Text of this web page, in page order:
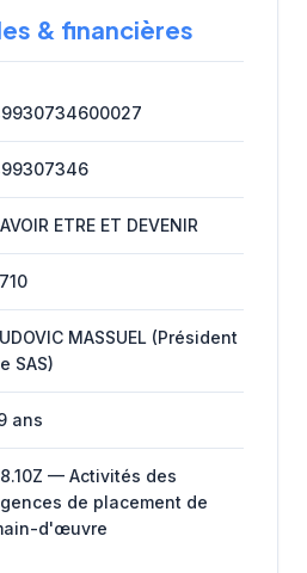
& financières
ETRE ET DEVENIR
MASSUEL (Président
SAS)
ans
— Activités des
de placement de
d'œuvre